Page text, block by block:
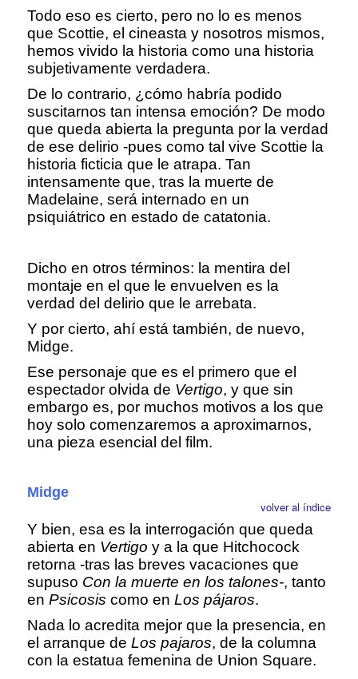
Todo eso es cierto, pero no lo es menos
que Scottie, el cineasta y nosotros mismos,
hemos vivido la historia como una historia
subjetivamente verdadera.
De lo contrario, ¿cómo habría podido
suscitarnos tan intensa emoción? De modo
que queda abierta la pregunta por la verdad
de ese delirio -pues como tal vive Scottie la
historia ficticia que le atrapa. Tan
intensamente que, tras la muerte de
Madelaine, será internado en un
psiquiátrico en estado de catatonia.
Dicho en otros términos: la mentira del
montaje en el que le envuelven es la
verdad del delirio que le arrebata.
Y por cierto, ahí está también, de nuevo,
Midge.
Ese personaje que es el primero que el
espectador olvida de Vertigo, y que sin
embargo es, por muchos motivos a los que
hoy solo comenzaremos a aproximarnos,
una pieza esencial del film.
Midge
volver al índice
Y bien, esa es la interrogación que queda
abierta en Vertigoy a la que Hitchocock
retorna -tras las breves vacaciones que
supuso Con la muerte en los talones-, tanto
enPsicosis como enLos pájaros.
Nada lo acredita mejor que la presencia, en
el arranque deLos pajaros, de la columna
con la estatua femenina de Union Square.